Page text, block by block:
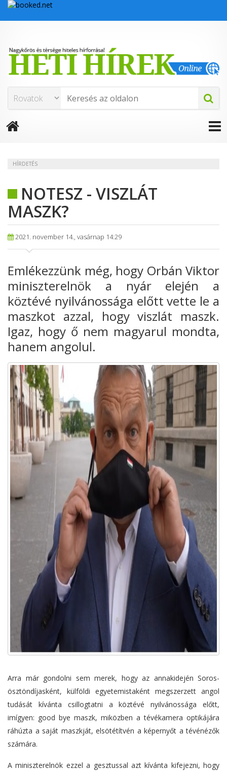
HÍRDETÉS
NOTESZ - VISZLÁT
MASZK?
2021. november 14., vasárnap 14:29
Emlékezzünk még, hogy Orbán Viktor
miniszterelnök a nyár elején a
köztévé nyilvánossága előtt vette le a
maszkot azzal, hogy viszlát maszk.
Igaz, hogy ő nem magyarul mondta,
hanem angolul.
Arra már gondolni sem merek, hogy az annakidején Soros-
ösztöndíjasként, külföldi egyetemistaként megszerzett angol
tudását kívánta csillogtatni a köztévé nyilvánossága előtt,
imígyen: good bye maszk, miközben a tévékamera optikájára
ráhúzta a saját maszkját, elsötétítvén a képernyőt a tévénézők
számára.
A miniszterelnök ezzel a gesztussal azt kívánta kifejezni, hogy